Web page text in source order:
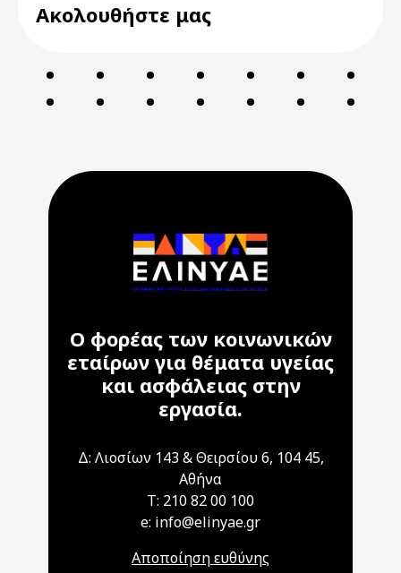
Ακολουθήστε μας
Ο φορέας των κοινωνικών
εταίρων για θέματα υγείας
και ασφάλειας στην
εργασία.
Δ: Λιοσίων 143 & Θειρσίου 6, 104 45,
Αθήνα
T: 210 82 00 100
e: info@elinyae.gr
Αποποίηση ευθύνης